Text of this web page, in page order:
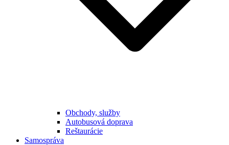
Obchody, služby
Autobusová doprava
Reštaurácie
Samospráva